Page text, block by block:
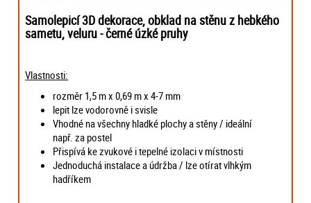
Samolepicí 3D dekorace, obklad na stěnu z hebkého
sametu, veluru - černé úzké pruhy
Vlastnosti:
rozměr 1,5 m x 0,69 m x 4-7 mm
lepit lze vodorovně i svisle
Vhodné na všechny hladké plochy a stěny / ideální
např. za postel
Přispívá ke zvukové i tepelné izolaci v místnosti
Jednoduchá instalace a údržba / lze otírat vlhkým
hadříkem